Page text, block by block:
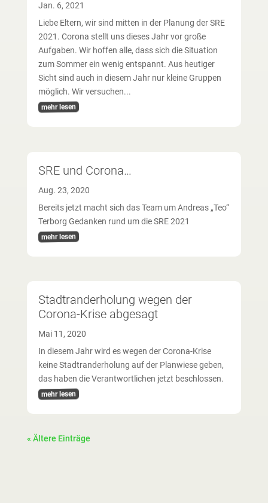
Jan. 6, 2021
Liebe Eltern, wir sind mitten in der Planung der SRE
2021. Corona stellt uns dieses Jahr vor große
Aufgaben. Wir hoffen alle, dass sich die Situation
zum Sommer ein wenig entspannt. Aus heutiger
Sicht sind auch in diesem Jahr nur kleine Gruppen
möglich. Wir versuchen...
mehr lesen
SRE und Corona…
Aug. 23, 2020
Bereits jetzt macht sich das Team um Andreas „Teo“
Terborg Gedanken rund um die SRE 2021
mehr lesen
Stadtranderholung wegen der
Corona-Krise abgesagt
Mai 11, 2020
In diesem Jahr wird es wegen der Corona-Krise
keine Stadtranderholung auf der Planwiese geben,
das haben die Verantwortlichen jetzt beschlossen.
mehr lesen
« Ältere Einträge